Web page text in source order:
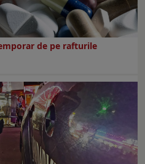
de pe rafturile